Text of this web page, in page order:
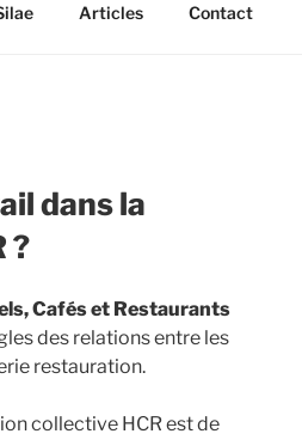
Articles Contact
dans la
?
Cafés et Restaurants
des relations entre les
restauration.
collective HCR est de